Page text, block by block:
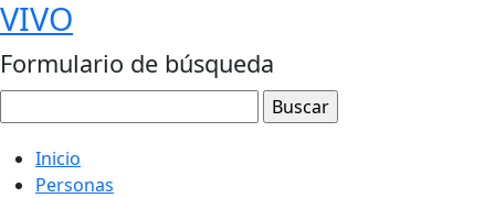
VIVO
Formulario de búsqueda
Inicio
Personas